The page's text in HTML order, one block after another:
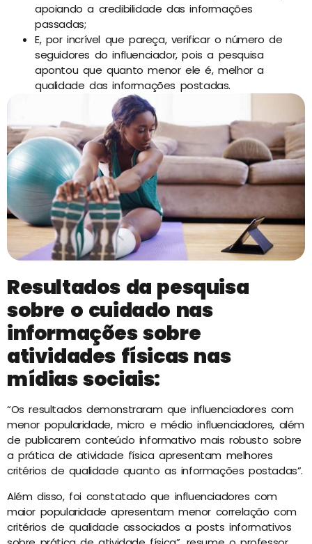
apoiando a credibilidade das informações
passadas;
E, por incrível que pareça, verificar o número de
seguidores do influenciador, pois a pesquisa
apontou que quanto menor ele é, melhor a
qualidade das informações postadas.
Resultados da pesquisa
sobre o cuidado nas
informações sobre
atividades físicas nas
mídias sociais:
“Os resultados demonstraram que influenciadores com
menor popularidade, micro e médio influenciadores, além
de publicarem conteúdo informativo mais robusto sobre
a prática de atividade física apresentam melhores
critérios de qualidade quanto as informações postadas”.
Além disso, foi constatado que influenciadores com
maior popularidade apresentam menor correlação com
critérios de qualidade associados a posts informativos